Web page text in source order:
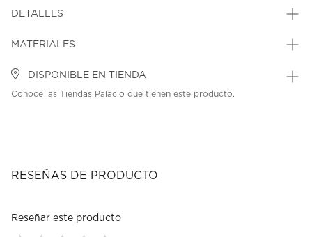
DETALLES
MATERIALES
DISPONIBLE EN TIENDA
Conoce las Tiendas Palacio que tienen este producto.
RESEÑAS DE PRODUCTO
Reseñar este producto